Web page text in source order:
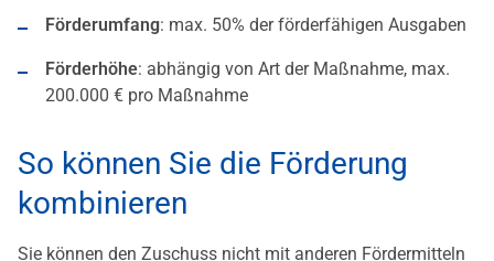
Förderumfang: max. 50% der förderfähigen Ausgaben
Förderhöhe: abhängig von Art der Maßnahme, max.
200.000 € pro Maßnahme
So können Sie die Förderung
kombinieren
Sie können den Zuschuss nicht mit anderen Fördermitteln